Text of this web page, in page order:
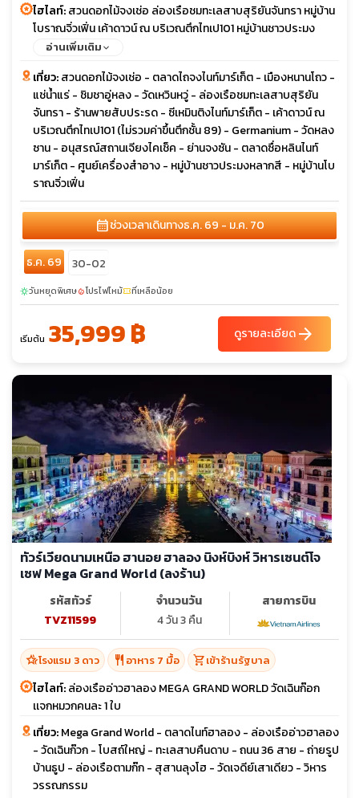
13-13
14-14 15-15 16-16 17-17
18-18
19-19
25-25
26-26 27-27 28-28 29-29
30-30
ธ.ค. 69
01-01 02-02 03-03 04-04 sunny
05-05
06-06
07-07 08-08 09-09 sunny
10-10 11-11
12-12
13-13
14-14 15-15 16-16 17-17
18-18
19-19
25-25 26-26 27-27 28-28 29-29 30-30
31-31
ไฮไลท์:สวนดอกไม้จงเช่อ ล่องเรือชมทะเลสาบสุริยันจันทรา หมู่บ้าน
โบราณจิ่วเฟิ่น เค้าดาวน์ ณ บริเวณตึกไทเป101 หมู่บ้านชาวประมง
หลากสี
อ่านเพิ่มเติม
เที่ยว:สวนดอกไม้จงเช่อ - ตลาดไถจงไนท์มาร์เก็ต - เมืองหนานโถว -
แช่น้ำแร่ - ชิมชาอู่หลง - วัดเหวินหวู่ - ล่องเรือชมทะเลสาบสุริยัน
จันทรา - ร้านพายสับประรด - ซีเหมินติงไนท์มาร์เก็ต - เค้าดาวน์ ณ
บริเวณตึกไทเป101 (ไม่รวมค่าขึ้นตึกชั้น 89) - Germanium - วัดหลง
ซาน - อนุสรณ์สถานเจียงไคเช็ค - ย่านจงซัน - ตลาดซื่อหลินไนท์
มาร์เก็ต - ศูนย์เครื่องสำอาง - หมู่บ้านชาวประมงหลากสี - หมู่บ้านโบ
ราณจิ่วเฟิ่น
calendar_monthช่วงเวลาเดินทางธ.ค. 69 - ม.ค. 70
ธ.ค. 69 30-02
sunnyวันหยุดพิเศษlocal_fire_departmentโปรไฟไหม้confirmation_numberที่เหลือน้อย
เริ่มต้น 35,999 ฿ ดูรายละเอียดarrow_forward
ทัวร์เวียดนามเหนือ ฮานอย ฮาลอง นิงห์บิงห์ วิหารเซนต์โจ
เซฟ Mega Grand World (ลงร้าน)
รหัสทัวร์
TVZ11599
จำนวนวัน
4 วัน 3 คืน
สายการบิน
hotel_classโรงแรม 3 ดาว restaurant อาหาร 7 มื้อ shopping_cartเข้าร้านรัฐบาล
ไฮไลท์:ล่องเรืออ่าวฮาลอง MEGA GRAND WORLD วัดเฉินก๊อก
เเจกหมวกคนละ 1 ใบ
เที่ยว:Mega Grand World - ตลาดไนท์ฮาลอง - ล่องเรืออ่าวฮาลอง
- วัดเฉินก๊วก - โบสถ์ใหญ่ - ทะเลสาบคืนดาบ - ถนน 36 สาย - ถ่ายรูป
บ้านธูป - ล่องเรือตามก๊ก - สุสานลุงโฮ - วัดเจดีย์เสาเดียว - วิหาร
วรรณกรรม